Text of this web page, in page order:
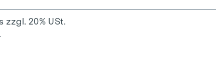
zzgl. 20% USt.